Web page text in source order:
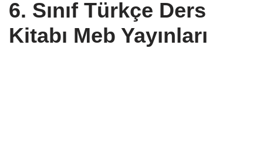
6. Sınıf Türkçe Ders
Kitabı Meb Yayınları